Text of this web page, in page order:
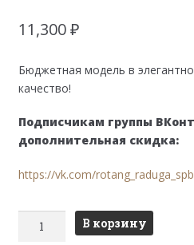
11,300₽
Бюджетная модель в
качество!
Подписчикам группы
дополнительная скидка:
https://vk.com/rotang_raduga_spb
Количество В корзину